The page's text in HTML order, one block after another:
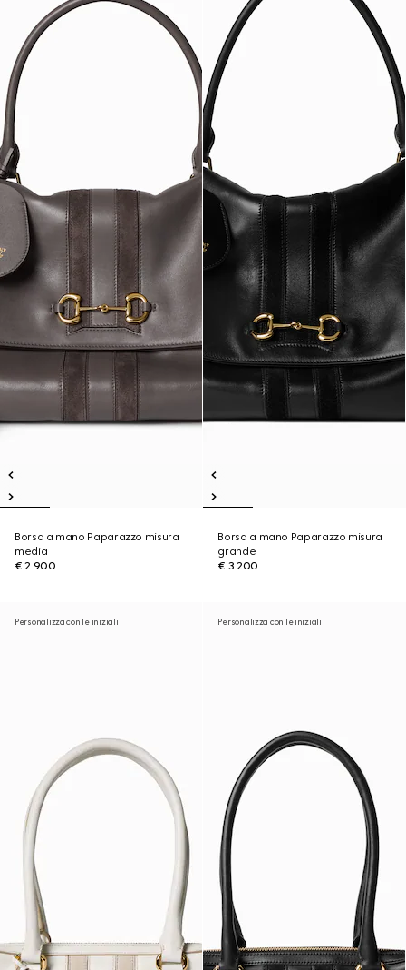
Borsa a mano Paparazzo misura
media
€ 2.900
Borsa a mano Paparazzo misura
grande
€ 3.200
Personalizza con le iniziali Personalizza con le iniziali